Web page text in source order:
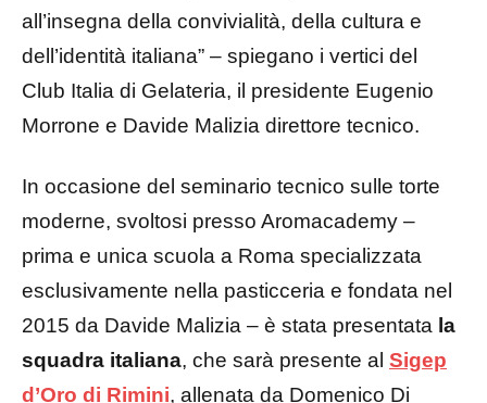
all’insegna della convivialità, della cultura e
dell’identità italiana” – spiegano i vertici del
Club Italia di Gelateria, il presidente Eugenio
Morrone e Davide Malizia direttore tecnico.
In occasione del seminario tecnico sulle torte
moderne, svoltosi presso Aromacademy –
prima e unica scuola a Roma specializzata
esclusivamente nella pasticceria e fondata nel
2015 da Davide Malizia – è stata presentata la
squadra italiana, che sarà presente al Sigep
d’Oro di Rimini, allenata da Domenico Di